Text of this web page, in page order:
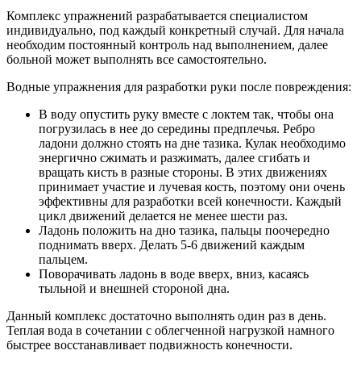
Комплекс упражнений разрабатывается специалистом
индивидуально, под каждый конкретный случай. Для начала
необходим постоянный контроль над выполнением, далее
больной может выполнять все самостоятельно.
Водные упражнения для разработки руки после повреждения:
В воду опустить руку вместе с локтем так, чтобы она
погрузилась в нее до середины предплечья. Ребро
ладони должно стоять на дне тазика. Кулак необходимо
энергично сжимать и разжимать, далее сгибать и
вращать кисть в разные стороны. В этих движениях
принимает участие и лучевая кость, поэтому они очень
эффективны для разработки всей конечности. Каждый
цикл движений делается не менее шести раз.
Ладонь положить на дно тазика, пальцы поочередно
поднимать вверх. Делать 5-6 движений каждым
пальцем.
Поворачивать ладонь в воде вверх, вниз, касаясь
тыльной и внешней стороной дна.
Данный комплекс достаточно выполнять один раз в день.
Теплая вода в сочетании с облегченной нагрузкой намного
быстрее восстанавливает подвижность конечности.